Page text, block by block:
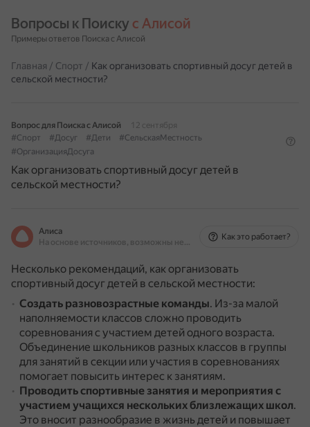
Вопросы к Поиску с Алисой
Примеры ответов Поиска с Алисой
Главная / Спорт / Как организовать спортивный досуг детей в
сельской местности?
Вопрос для Поиска с Алисой
12 сентября
#Спорт
#Досуг #Дети
#СельскаяМестность
#ОрганизацияДосуга
Как организовать спортивный досуг детей в
сельской местности?
Алиса
На основе источников, возможны неточности
Как это работает?
Несколько рекомендаций, как организовать
спортивный досуг детей в сельской местности:
Создать разновозрастные команды. Из-за малой
наполняемости классов сложно проводить
соревнования с участием детей одного возраста.
Объединение школьников разных классов в группы
для занятий в секции или участия в соревнованиях
помогает повысить интерес к занятиям.
Проводить спортивные занятия и мероприятия с
участием учащихся нескольких близлежащих школ.
Это вносит разнообразие в жизнь детей и повышает